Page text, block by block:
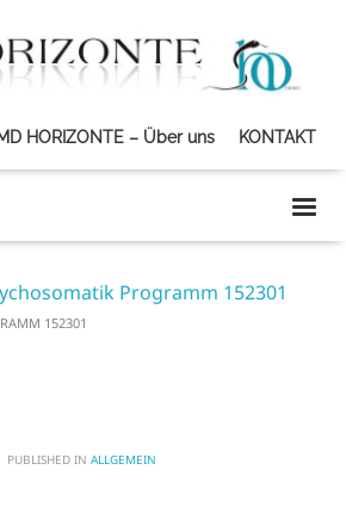
HORIZONTE – Über uns KONTAKT
Programm 152301
152301
PUBLISHED IN ALLGEMEIN